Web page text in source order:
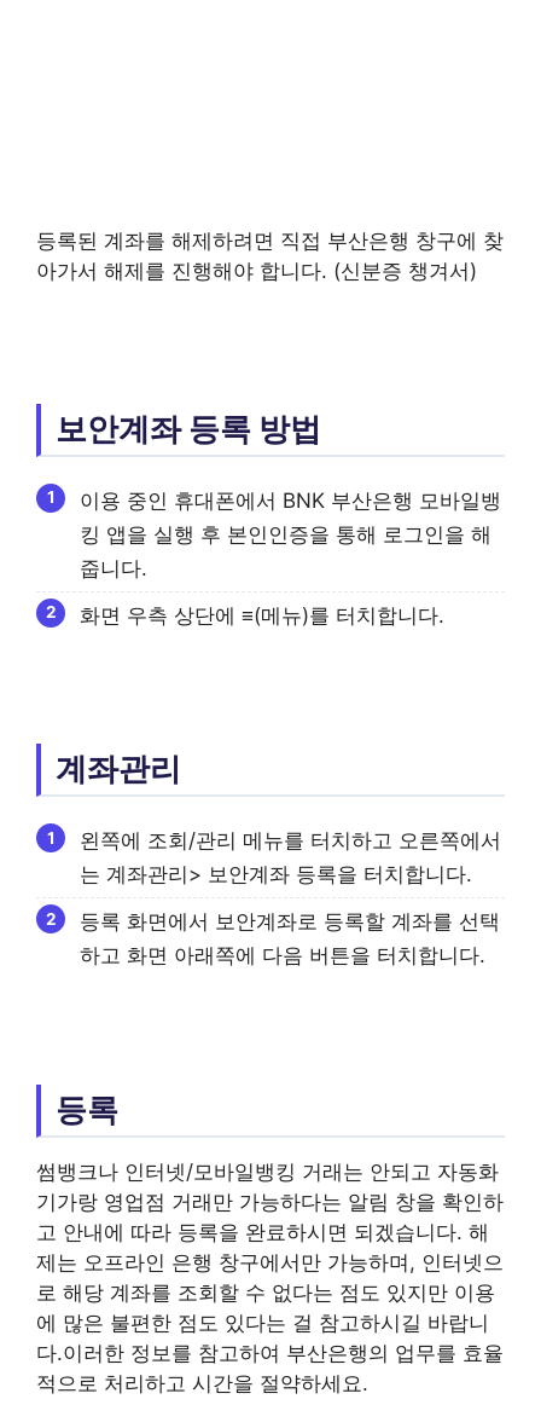
등록된 계좌를 해제하려면 직접 부산은행 창구에 찾
아가서 해제를 진행해야 합니다. (신분증 챙겨서)
보안계좌 등록 방법
이용 중인 휴대폰에서 BNK 부산은행 모바일뱅
킹 앱을 실행 후 본인인증을 통해 로그인을 해
줍니다.
화면 우측 상단에 ≡(메뉴)를 터치합니다.
계좌관리
왼쪽에 조회/관리 메뉴를 터치하고 오른쪽에서
는 계좌관리> 보안계좌 등록을 터치합니다.
등록 화면에서 보안계좌로 등록할 계좌를 선택
하고 화면 아래쪽에 다음 버튼을 터치합니다.
등록
썸뱅크나 인터넷/모바일뱅킹 거래는 안되고 자동화
기가랑 영업점 거래만 가능하다는 알림 창을 확인하
고 안내에 따라 등록을 완료하시면 되겠습니다. 해
제는 오프라인 은행 창구에서만 가능하며, 인터넷으
로 해당 계좌를 조회할 수 없다는 점도 있지만 이용
에 많은 불편한 점도 있다는 걸 참고하시길 바랍니
다.이러한 정보를 참고하여 부산은행의 업무를 효율
적으로 처리하고 시간을 절약하세요.